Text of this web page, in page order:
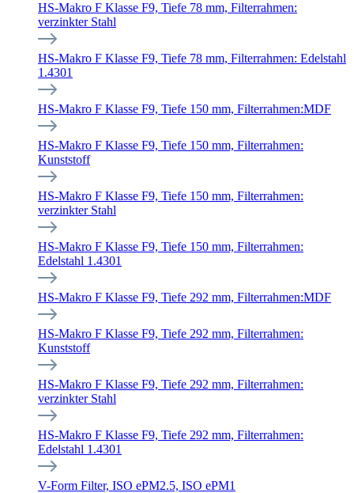
HS-Makro F Klasse F9, Tiefe 78 mm, Filterrahmen:
verzinkter Stahl
HS-Makro F Klasse F9, Tiefe 78 mm, Filterrahmen: Edelstahl
1.4301
HS-Makro F Klasse F9, Tiefe 150 mm, Filterrahmen:MDF
HS-Makro F Klasse F9, Tiefe 150 mm, Filterrahmen:
Kunststoff
HS-Makro F Klasse F9, Tiefe 150 mm, Filterrahmen:
verzinkter Stahl
HS-Makro F Klasse F9, Tiefe 150 mm, Filterrahmen:
Edelstahl 1.4301
HS-Makro F Klasse F9, Tiefe 292 mm, Filterrahmen:MDF
HS-Makro F Klasse F9, Tiefe 292 mm, Filterrahmen:
Kunststoff
HS-Makro F Klasse F9, Tiefe 292 mm, Filterrahmen:
verzinkter Stahl
HS-Makro F Klasse F9, Tiefe 292 mm, Filterrahmen:
Edelstahl 1.4301
V-Form Filter, ISO ePM2.5, ISO ePM1